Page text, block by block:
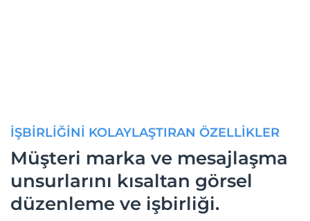
İŞBİRLİĞİNİ KOLAYLAŞTIRAN ÖZELLİKLER
Müşteri marka ve mesajlaşma
unsurlarını kısaltan görsel
düzenleme ve işbirliği.